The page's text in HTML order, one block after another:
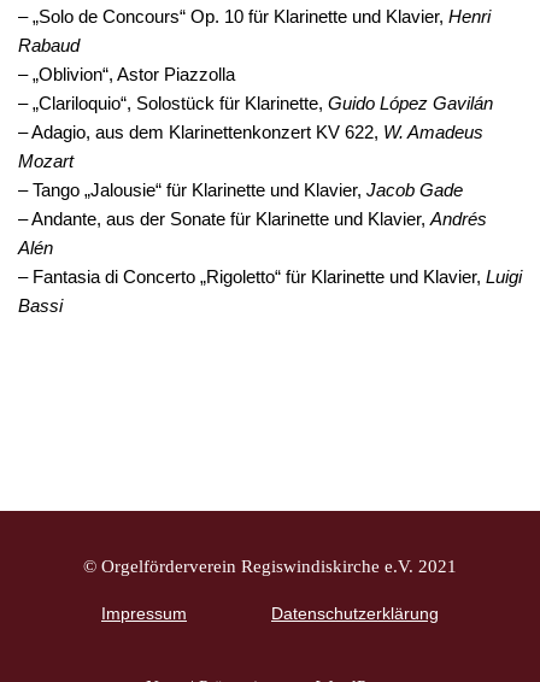
– „Solo de Concours“ Op. 10 für Klarinette und Klavier, Henri
Rabaud
– „Oblivion“, Astor Piazzolla
– „Clariloquio“, Solostück für Klarinette, Guido López Gavilán
– Adagio, aus dem Klarinettenkonzert KV 622, W. Amadeus
Mozart
– Tango „Jalousie“ für Klarinette und Klavier, Jacob Gade
– Andante, aus der Sonate für Klarinette und Klavier, Andrés
Alén
– Fantasia di Concerto „Rigoletto“ für Klarinette und Klavier, Luigi
Bassi
© Orgelförderverein Regiswindiskirche e.V. 2021
Impressum Datenschutzerklärung